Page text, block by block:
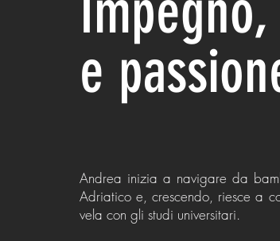
e
Andrea inizia a navigare da
Adriatico e, crescendo, riesce a
vela con gli studi universitari.